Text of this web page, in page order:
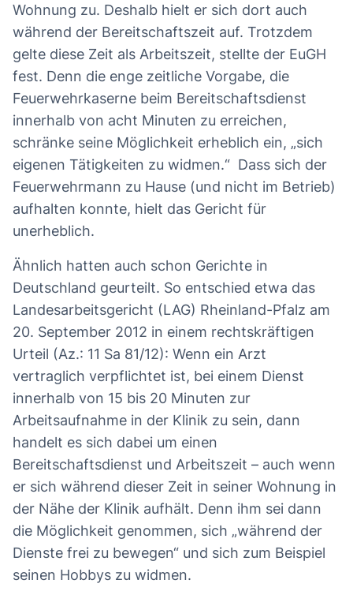
Wohnung zu. Deshalb hielt er sich dort auch
während der Bereitschaftszeit auf. Trotzdem
gelte diese Zeit als Arbeitszeit, stellte der EuGH
fest. Denn die enge zeitliche Vorgabe, die
Feuerwehrkaserne beim Bereitschaftsdienst
innerhalb von acht Minuten zu erreichen,
schränke seine Möglichkeit erheblich ein, „sich
eigenen Tätigkeiten zu widmen.“ Dass sich der
Feuerwehrmann zu Hause (und nicht im Betrieb)
aufhalten konnte, hielt das Gericht für
unerheblich.
Ähnlich hatten auch schon Gerichte in
Deutschland geurteilt. So entschied etwa das
Landesarbeitsgericht (LAG) Rheinland-Pfalz am
20. September 2012 in einem rechtskräftigen
Urteil (Az.: 11 Sa 81/12): Wenn ein Arzt
vertraglich verpflichtet ist, bei einem Dienst
innerhalb von 15 bis 20 Minuten zur
Arbeitsaufnahme in der Klinik zu sein, dann
handelt es sich dabei um einen
Bereitschaftsdienst und Arbeitszeit – auch wenn
er sich während dieser Zeit in seiner Wohnung in
der Nähe der Klinik aufhält. Denn ihm sei dann
die Möglichkeit genommen, sich „während der
Dienste frei zu bewegen“ und sich zum Beispiel
seinen Hobbys zu widmen.